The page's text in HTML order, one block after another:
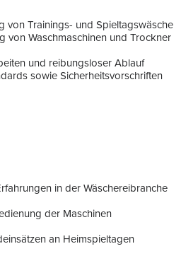
von Trainings- und Spieltagswäsche
von Waschmaschinen und Trockner
und reibungsloser Ablauf
sowie Sicherheitsvorschriften
in der Wäschereibranche
der Maschinen
an Heimspieltagen